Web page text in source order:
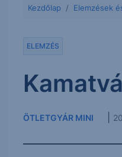
Kezdőlap Elemzések
ELEMZÉS
ÖTLETGYÁR MINI